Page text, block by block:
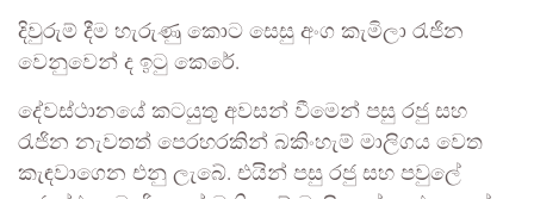
දිවුරුම් දීම හැරුණු කොට සෙසු අංග කැමිලා රැජින
වෙනුවෙන් ද ඉටු කෙරේ.
දේවස්ථානයේ කටයුතු අවසන් වීමෙන් පසු රජු සහ
රැජින නැවතත් පෙරහරකින් බකිංහැම් මාලිගය වෙත
කැඳවාගෙන එනු ලැබේ. එයින් පසු රජු සහ පවුලේ